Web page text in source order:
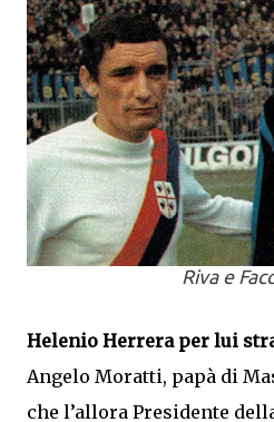
Riva e
Helenio Herrera per lui
Angelo Moratti, papà di
che l’allora Presidente